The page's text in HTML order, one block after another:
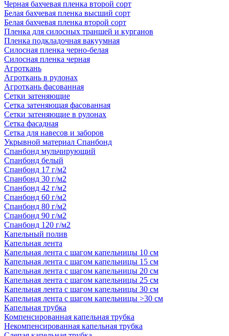
Черная бахчевая пленка второй сорт
Белая бахчевая пленка высший сорт
Белая бахчевая пленка второй сорт
Пленка для силосных траншей и курганов
Пленка подкладочная вакуумная
Силосная пленка черно-белая
Силосная пленка черная
Агроткань
Агроткань в рулонах
Агроткань фасованная
Сетки затеняющие
Сетка затеняющая фасованная
Сетки затеняющие в рулонах
Сетка фасадная
Сетка для навесов и заборов
Укрывной материал Спанбонд
Спанбонд мульчирующий
Спанбонд белый
Спанбонд 17 г/м2
Спанбонд 30 г/м2
Спанбонд 42 г/м2
Спанбонд 60 г/м2
Спанбонд 80 г/м2
Спанбонд 90 г/м2
Спанбонд 120 г/м2
Капельный полив
Капельная лента
Капельная лента с шагом капельницы 10 см
Капельная лента с шагом капельницы 15 см
Капельная лента с шагом капельницы 20 см
Капельная лента с шагом капельницы 25 см
Капельная лента с шагом капельницы 30 см
Капельная лента с шагом капельницы >30 см
Капельная трубка
Компенсированная капельная трубка
Некомпенсированная капельная трубка